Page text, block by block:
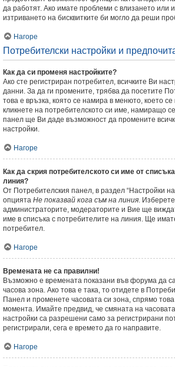
да работят. Ако имате проблеми с влизането или
изтриването на бисквитките би могло да реши
Нагоре
Потребителски настройки и
Как да си променя настройките?
Ако сте регистриран потребител, всичките Ви
данни. За да ги промените, трябва да посетите
това е връзка, която се намира в менюто, което се
кликнете на потребителското си име, намиращо
панел ще Ви даде възможност да промените
настройки.
Нагоре
Как да скрия потребителското си име от
линия?
От Потребителския панел, в раздел “Настройки
опцията Не показвай кога съм на линия.
администраторите, модераторите и Вие ще
име в списъка с потребителите на линия. Ще
потребител.
Нагоре
Времената не са правилни!
Възможно е времената показани във форума да
часова зона. Ако това е така, то отидете в
Панел и променете часовата си зона, спрямо
момента. Имайте предвид, че смяната на
настройки са разрешени само за регистрирани
регистрирали, сега е времето да го направите.
Нагоре